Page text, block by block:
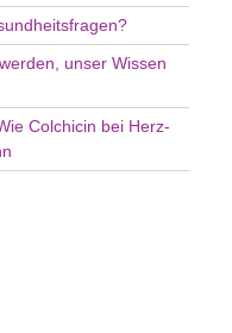
unser Wissen
Colchicin bei Herz-